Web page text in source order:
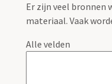
Er zijn veel bronnen
materiaal. Vaak
Alle velden